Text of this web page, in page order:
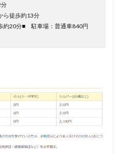
分
ら徒歩約13分
約20分■ 駐車場：普通車840円